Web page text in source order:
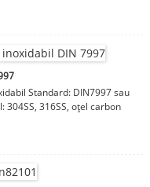
Standard: DIN7997 sau
316SS, oțel carbon